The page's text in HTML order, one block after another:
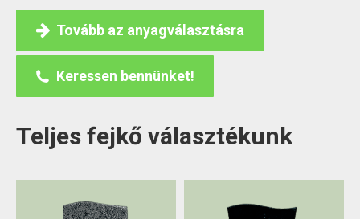
Tovább az anyagválasztásra
Keressen bennünket!
Teljes fejkő választékunk